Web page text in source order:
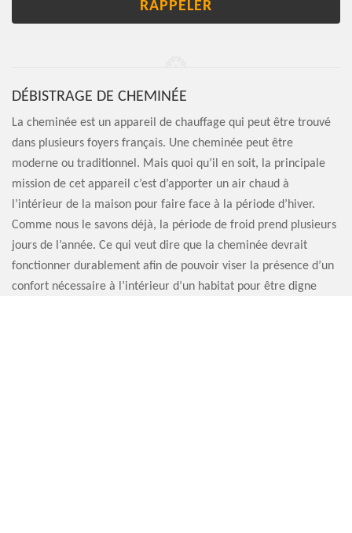
DÉBISTRAGE DE CHEMINÉE
La cheminée est un appareil de chauffage qui peut être trouvé
dans plusieurs foyers français. Une cheminée peut être
moderne ou traditionnel. Mais quoi qu’il en soit, la principale
mission de cet appareil c’est d’apporter un air chaud à
l’intérieur de la maison pour faire face à la période d’hiver.
Comme nous le savons déjà, la période de froid prend plusieurs
jours de l’année. Ce qui veut dire que la cheminée devrait
fonctionner durablement afin de pouvoir viser la présence d’un
confort nécessaire à l’intérieur d’un habitat pour être digne